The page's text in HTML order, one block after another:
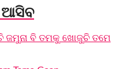
ଆସିବ
ଜମୁନା ବି ତମକୁ ଖୋଜୁଚି ତମେ